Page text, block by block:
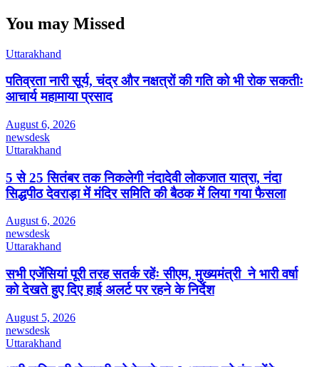
You may Missed
Uttarakhand
पतिव्रता नारी सूर्य, चंद्र और नक्षत्रों की गति को भी रोक सकतीः
आचार्य महामाया प्रसाद
August 6, 2026
newsdesk
Uttarakhand
5 से 25 सितंबर तक निकलेगी नंदादेवी लोकजात यात्रा, नंदा
सिद्धपीठ देवराड़ा में मंदिर समिति की बैठक में लिया गया फैसला
August 6, 2026
newsdesk
Uttarakhand
सभी एजेंसियां पूरी तरह सतर्क रहेंः सीएम, मुख्यमंत्री ने भारी वर्षा
को देखते हुए दिए हाई अलर्ट पर रहने के निर्देश
August 5, 2026
newsdesk
Uttarakhand